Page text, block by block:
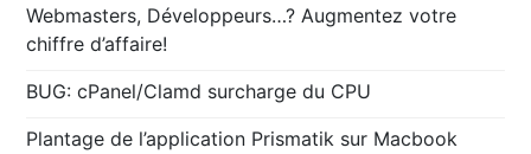
Webmasters, Développeurs…? Augmentez votre
chiffre d’affaire!
BUG: cPanel/Clamd surcharge du CPU
Plantage de l’application Prismatik sur Macbook